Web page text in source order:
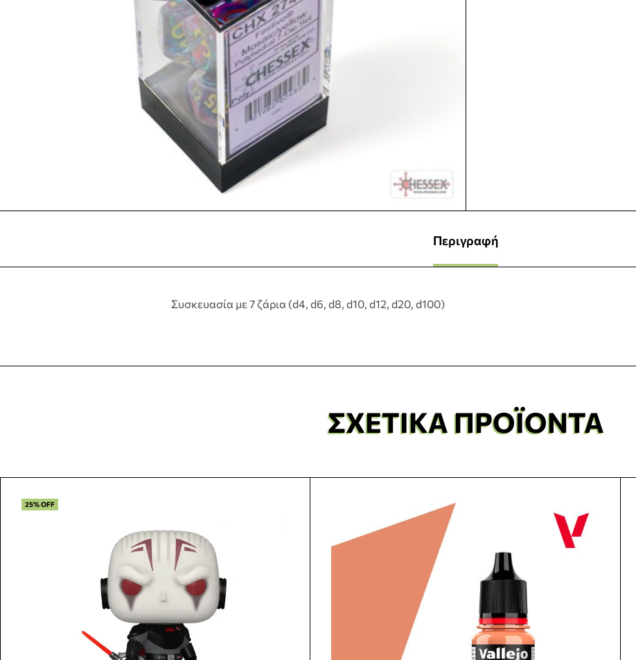
Περιγραφή
Συσκευασία με 7 ζάρια (d4, d6, d8, d10, d12, d20, d100)
ΣΧΕΤΙΚΆ ΠΡΟΪΌΝΤΑ
25% OFF